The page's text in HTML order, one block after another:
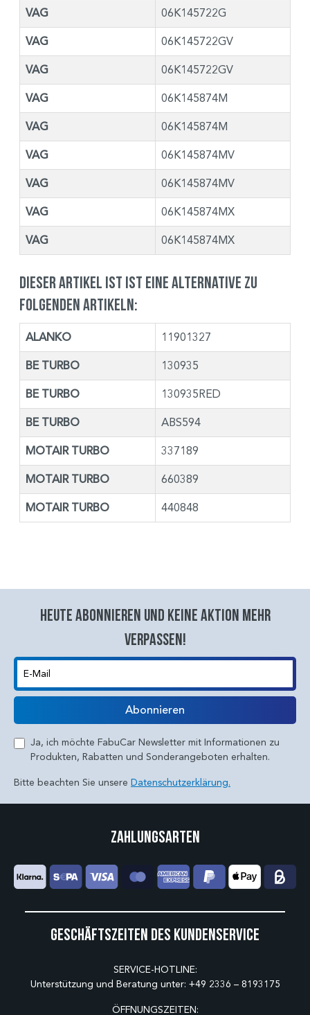
VAG 06K145722G
VAG 06K145722GV
VAG 06K145722GV
VAG 06K145874M
VAG 06K145874M
VAG 06K145874MV
VAG 06K145874MV
VAG 06K145874MX
VAG 06K145874MX
Dieser Artikel ist ist eine Alternative zu
folgenden Artikeln:
ALANKO 11901327
BE TURBO 130935
BE TURBO 130935RED
BE TURBO ABS594
MOTAIR TURBO 337189
MOTAIR TURBO 660389
MOTAIR TURBO 440848
Heute abonnieren und keine aktion mehr
verpassen!
E-Mail
Abonnieren
Ja, ich möchte FabuCar Newsletter mit Informationen zu
Produkten, Rabatten und Sonderangeboten erhalten.
Bitte beachten Sie unsere Datenschutzerklärung.
Geschäftszeiten des Kundenservice
SERVICE-HOTLINE:
Unterstützung und Beratung unter: +49 2336 – 8193175
ÖFFNUNGSZEITEN:
Zahlungsarten